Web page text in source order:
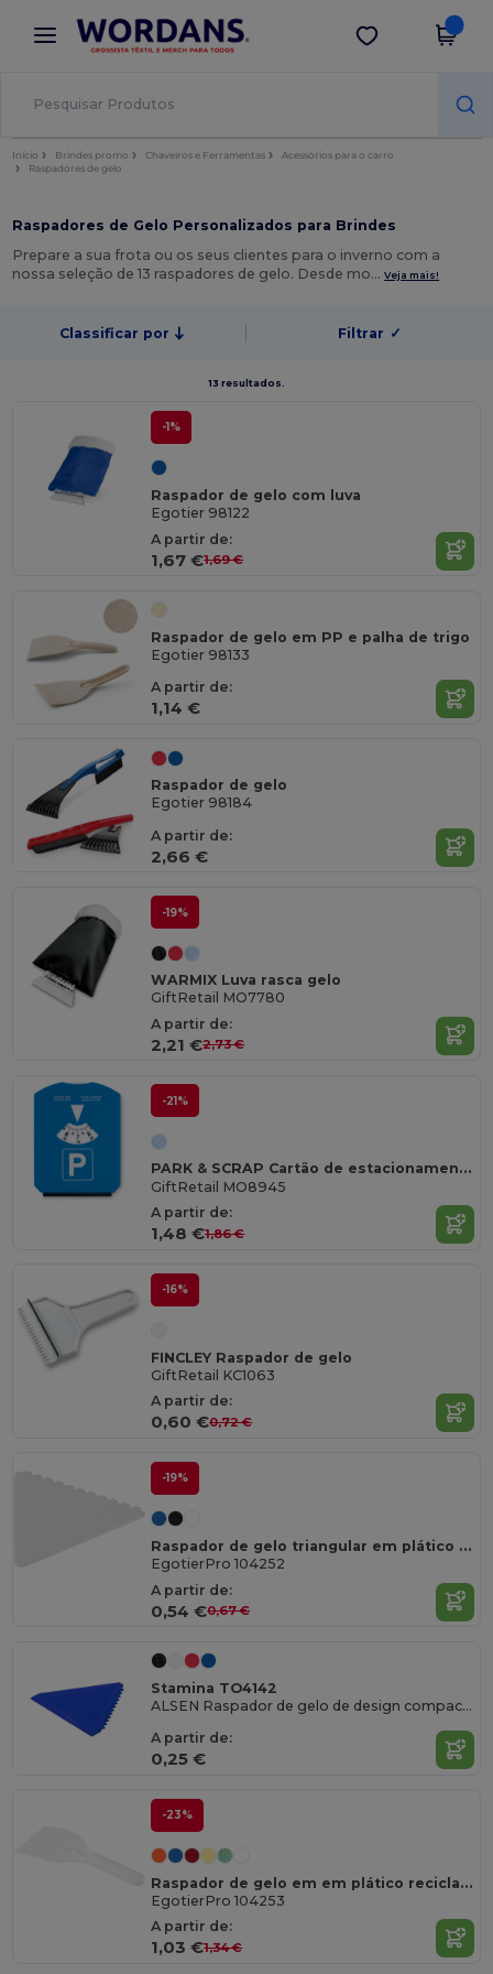
× App Wordans
Melhores preços na app!
Obter app
Início Brindes promo Chaveiros e Ferramentas
Acessórios para o carro
Raspadores de gelo
Raspadores de Gelo Personalizados para Brindes
Prepare a sua frota ou os seus clientes para o inverno com a
nossa seleção de 13 raspadores de gelo. Desde mo…Veja mais!
Classificar por Filtrar ✓
13 resultados.
-1%
Raspador de gelo com luva
Egotier 98122
A partir de:
1,67 €1,69 €
Raspador de gelo em PP e palha de trigo
Egotier 98133
A partir de:
1,14 €
Raspador de gelo
Egotier 98184
A partir de:
2,66 €
-19%
WARMIX Luva rasca gelo
GiftRetail MO7780
A partir de:
2,21 €2,73 €
-21%
PARK & SCRAP Cartão de estacionamento
GiftRetail MO8945
A partir de:
1,48 €1,86 €
-16%
FINCLEY Raspador de gelo
GiftRetail KC1063
A partir de:
0,60 €0,72 €
-19%
Raspador de gelo triangular em plático reciclado "Frosty"
EgotierPro 104252
A partir de:
0,54 €0,67 €
Stamina TO4142
ALSEN Raspador de gelo de design compacto
A partir de:
0,25 €
-23%
Raspador de gelo em em plático reciclado "Chilly"
EgotierPro 104253
A partir de:
1,03 €1,34 €